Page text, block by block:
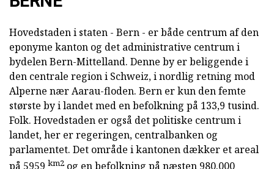
Hovedstaden i staten - Bern - er både centrum af den
eponyme kanton og det administrative centrum i
bydelen Bern-Mittelland. Denne by er beliggende i
den centrale region i Schweiz, i nordlig retning mod
Alperne nær Aarau-floden. Bern er kun den femte
største by i landet med en befolkning på 133,9 tusind.
Folk. Hovedstaden er også det politiske centrum i
landet, her er regeringen, centralbanken og
parlamentet. Det område i kantonen dækker et areal
på 5959 km2 og en befolkning på næsten 980.000